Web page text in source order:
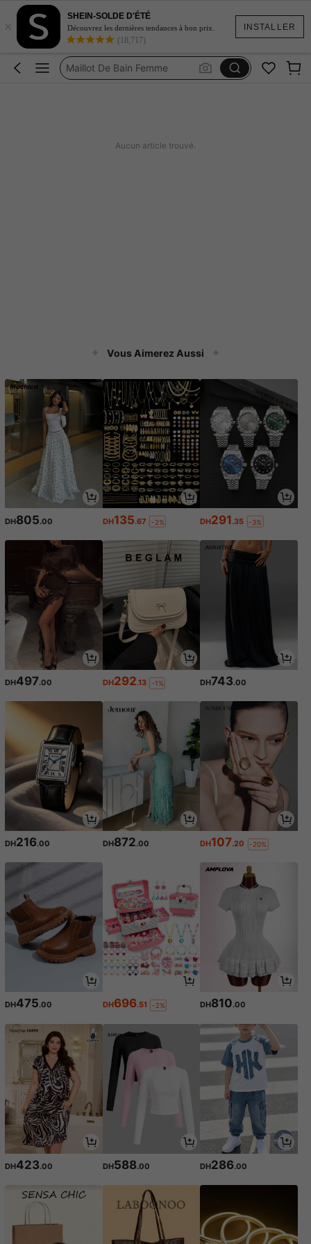
INSTALLER
×
SHEIN-SOLDE D'ÉTÉ
Découvrez les dernières tendances à bon prix.
(18,717)
Coque De Telephone Iphone 15
Maillot De Bain Femme
Squishy
Aucun article trouvé.
Vous Aimerez Aussi
DH805.00 DH135.67 -2% DH291.35 -3%
DH497.00 DH292.13 -1% DH743.00
DH216.00 DH872.00 DH107.20 -20%
DH475.00 DH696.51 -2% DH810.00
DH423.00 DH588.00 DH286.00